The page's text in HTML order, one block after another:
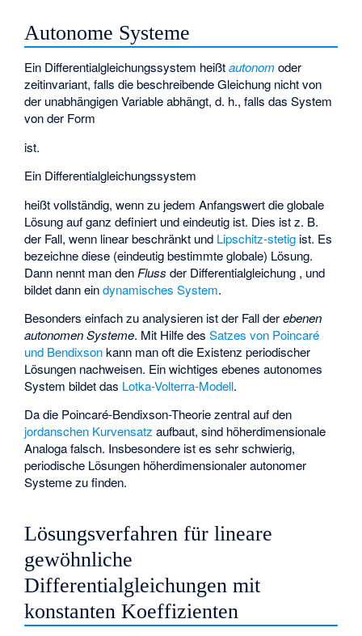
Autonome Systeme
Ein Differentialgleichungssystem heißtautonom oder
zeitinvariant, falls die beschreibende Gleichung nicht von
der unabhängigen Variableabhängt, d. h., falls das System
von der Form
ist.
Ein Differentialgleichungssystem
heißt vollständig, wenn zu jedem Anfangswertdie globale
Lösung auf ganzdefiniert und eindeutig ist. Dies ist z. B.
der Fall, wenn linear beschränkt und Lipschitz-stetig ist. Es
bezeichnediese (eindeutig bestimmte globale) Lösung.
Dann nennt mandenFluss der Differentialgleichung , und
bildet dann eindynamisches System.
Besonders einfach zu analysieren ist der Fallderebenen
autonomen Systeme. Mit Hilfe desSatzes von Poincaré
und Bendixsonkann man oft die Existenz periodischer
Lösungen nachweisen. Ein wichtiges ebenes autonomes
System bildet das Lotka-Volterra-Modell.
Da die Poincaré-Bendixson-Theorie zentral auf den
jordanschen Kurvensatz aufbaut, sind höherdimensionale
Analoga falsch. Insbesondere ist es sehr schwierig,
periodische Lösungen höherdimensionaler autonomer
Systeme zu finden.
Lösungsverfahren für lineare
gewöhnliche
Differentialgleichungen mit
konstanten Koeffizienten